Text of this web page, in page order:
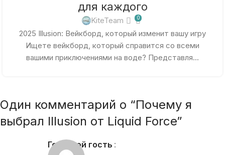
для каждого
KiteTeam 0
2025 Illusion: Вейкборд, который изменит вашу игру
Ищете вейкборд, который справится со всеми
вашими приключениями на воде? Представля...
Один комментарий о “Почему я
выбрал Illusion от Liquid Force”
Гостевой гость :